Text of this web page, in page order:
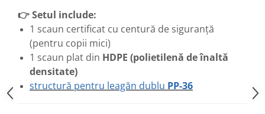
👉 Setul include:
1 scaun certificat cu centură de siguranță
(pentru copii mici)
1 scaun plat din HDPE (polietilenă de înaltă
densitate)
structură pentru leagăn dublu PP-36